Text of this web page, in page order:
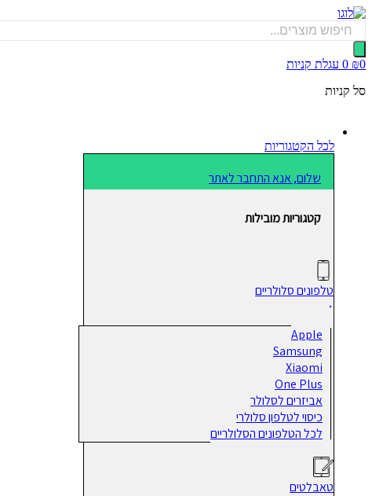
דלג
לתוכן
Products
search
₪0
0 עגלת קניות
סל קניות
לכל הקטגוריות
שלום, אנא התחבר לאתר
קטגוריות מובילות
טלפונים סלולריים
Apple
Samsung
Xiaomi
One Plus
אביזרים לסלולר
כיסוי לטלפון סלולרי
לכל הטלפונים הסלולריים
טאבלטים